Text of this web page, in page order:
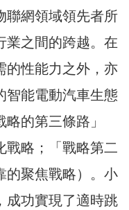
聯網領域領先者所
業之間的跨越。在
的性能力之外，亦
智能電動汽車生態
的第三條路」
戰略；「戰略第二
的聚焦戰略）。小
成功實現了適時跳